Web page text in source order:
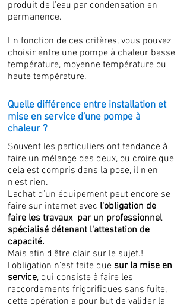
produit de l'eau par condensation en
permanence.
En fonction de ces critères, vous pouvez
choisir entre une pompe à chaleur basse
température, moyenne température ou
haute température.
Quelle différence entre installation et
mise en service d'une pompe à
chaleur ?
Souvent les particuliers ont tendance à
faire un mélange des deux, ou croire que
cela est compris dans la pose, il n'en
n'est rien.
L'achat d'un équipement peut encore se
faire sur internet avec l'obligation de
faire les travaux par un professionnel
spécialisé détenant l'attestation de
capacité.
Mais afin d'être clair sur le sujet.!
l'obligation n'est faite que sur la mise en
service, qui consiste à faire les
raccordements frigorifiques sans fuite,
cette opération a pour but de valider la